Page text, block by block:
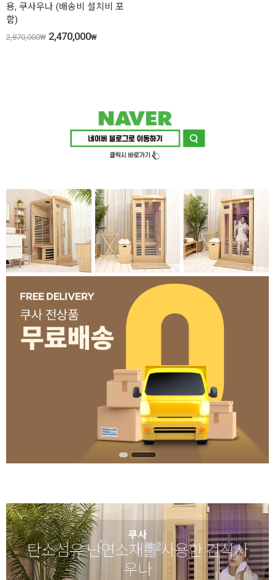
용, 쿠사우나 (배송비 설치비 포
함)
2,870,000₩ 2,470,000₩
쿠사
탄소섬유 난연소재를 사용한 건식사
우나